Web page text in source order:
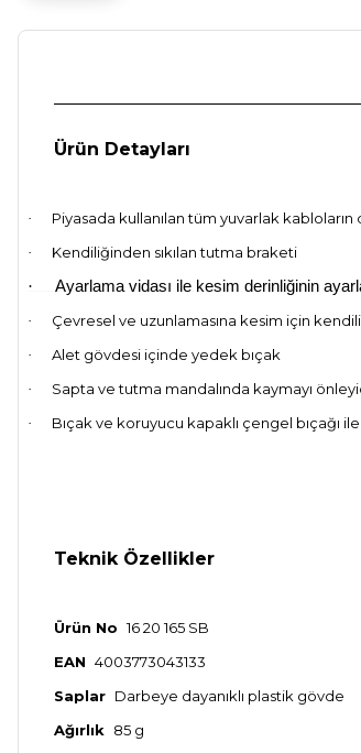
Ürün Detayları
· Piyasada kullanılan tüm yuvarlak kabloların
·
Kendiliğinden sıkılan tutma braketi
·
Ayarlama vidası ile kesim derinliğinin
· Çevresel ve uzunlamasına kesim için
· Alet gövdesi içinde yedek bıçak
· Sapta ve tutma mandalında kaymayı
· Bıçak ve koruyucu kapaklı çengel bıçağı
Teknik Özellikler
Ürün No 16 20 165 SB
EAN 4003773043133
Saplar Darbeye dayanıklı plastik gövde
Ağırlık
85 g